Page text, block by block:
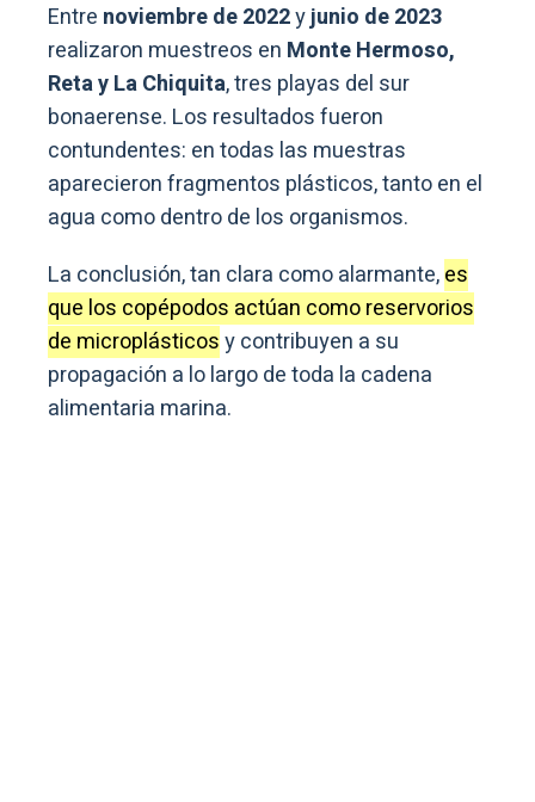
Entre noviembre de 2022yjunio de 2023
realizaron muestreos en Monte Hermoso,
Reta y La Chiquita, tres playas del sur
bonaerense. Los resultados fueron
contundentes: en todas las muestras
aparecieron fragmentos plásticos, tanto en el
agua como dentro de los organismos.
La conclusión, tan clara como alarmante,es
que los copépodos actúan como reservorios
de microplásticosy contribuyen a su
propagación a lo largo de toda la cadena
alimentaria marina.